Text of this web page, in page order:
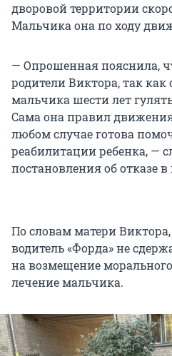
дворовой территории
Мальчика она по ходу
— Опрошенная пояснила,
родители Виктора, так
мальчика шести лет
Сама она правил
любом случае готова
реабилитации ребенка, —
постановления об отказе
По словам матери
водитель «Форда» не
на возмещение
лечение мальчика.